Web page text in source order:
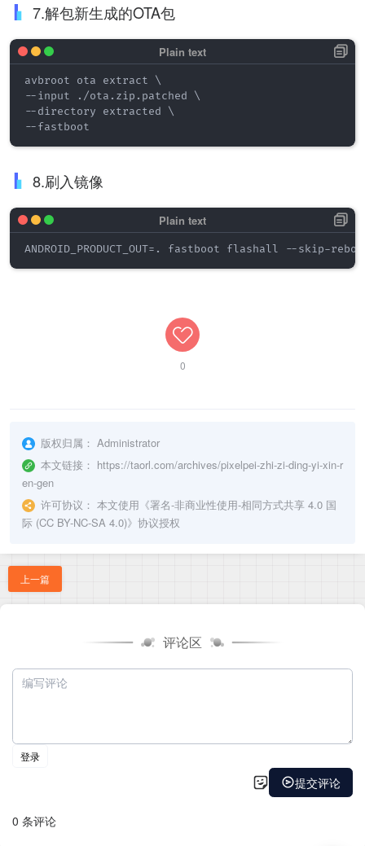
7.解包新生成的OTA包
avbroot ota extract \
--input ./ota.zip.patched \
--directory extracted \
--fastboot
8.刷入镜像
ANDROID_PRODUCT_OUT=. fastboot flashall --skip-
0
版权归属： Administrator
本文链接： https://taorl.com/archives/pixelpei-zhi-zi-ding-yi-xin-r
en-gen
许可协议： 本文使用《署名-非商业性使用-相同方式共享 4.0 国
际 (CC BY-NC-SA 4.0)》协议授权
上一篇
评论区